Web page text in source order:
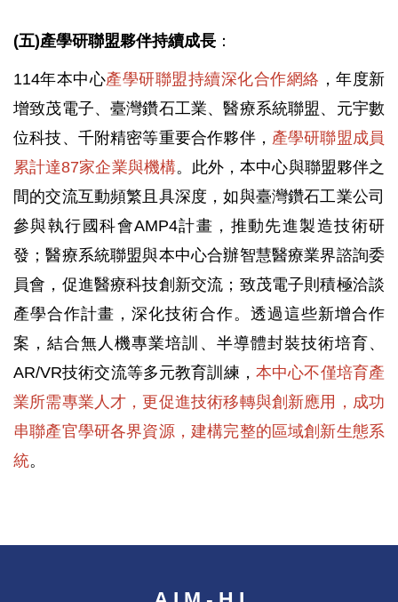
(五)產學研聯盟夥伴持續成長 ：
114年本中心產學研聯盟持續深化合作網絡 ，年度新
增致茂電子、臺灣鑽石工業、醫療系統聯盟、元宇數
位科技、千附精密等重要合作夥伴， 產學研聯盟成員
累計達87家企業與機構。此外，本中心與聯盟夥伴之
間的交流互動頻繁且具深度，如與臺灣鑽石工業公司
參與執行國科會AMP4計畫，推動先進製造技術研
發；醫療系統聯盟與本中心合辦智慧醫療業界諮詢委
員會，促進醫療科技創新交流；致茂電子則積極洽談
產學合作計畫，深化技術合作。透過這些新增合作
案，結合無人機專業培訓、半導體封裝技術培育、
AR/VR技術交流等多元教育訓練， 本中心不僅培育產
業所需專業人才，更促進技術移轉與創新應用，成功
串聯產官學研各界資源，建構完整的區域創新生態系
統。